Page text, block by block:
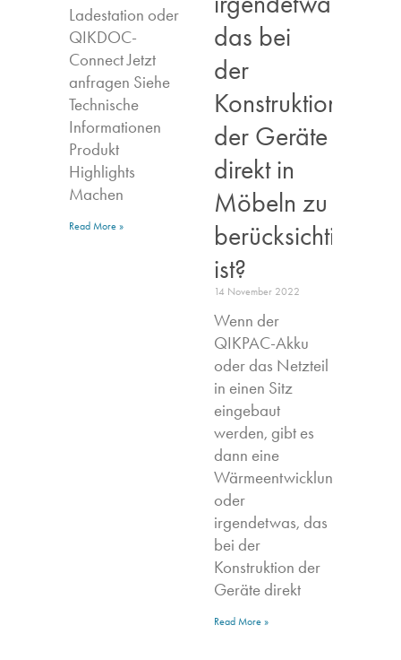
Ladestation oder
QIKDOC-
Connect Jetzt
anfragen​ Siehe
Technische
Informationen
Produkt
Highlights​
Machen
Read More »
das bei
der
Konstruktion
der Geräte
direkt in
Möbeln zu
berücksichtigen
ist?
14 November 2022
Wenn der
QIKPAC-Akku
oder das Netzteil
in einen Sitz
eingebaut
werden, gibt es
dann eine
Wärmeentwicklung,
oder
irgendetwas, das
bei der
Konstruktion der
Geräte direkt
Read More »